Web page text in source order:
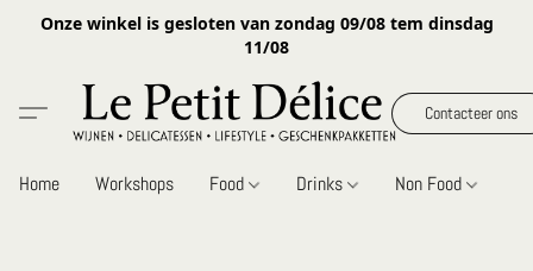
Onze winkel is gesloten van zondag 09/08 tem dinsdag
11/08
Contacteer ons
Home Workshops Food Drinks Non Food